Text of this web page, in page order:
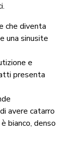
che diventa
una sinusite
e
presenta
avere catarro
bianco, denso